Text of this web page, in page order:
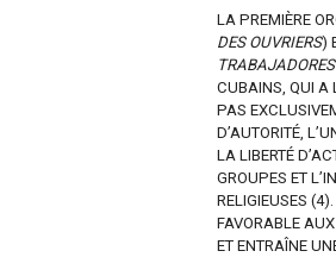
LA PREMIÈRE
DES OUVRIERS)
CUBAINS, QUI A
PAS
D’AUTORITÉ,
LA LIBERTÉ
GROUPES ET
RELIGIEUSES
FAVORABLE
ET ENTRAÎNE